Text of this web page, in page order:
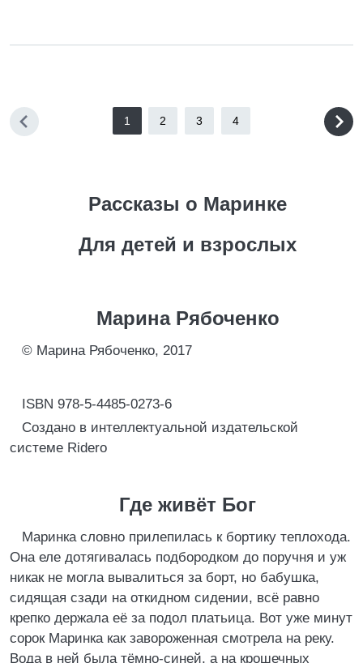
1 2 3 4
Рассказы о Маринке
Для детей и взрослых
Марина Рябоченко
© Марина Рябоченко, 2017
ISBN 978-5-4485-0273-6
Создано в интеллектуальной издательской
системе Ridero
Где живёт Бог
Маринка словно прилепилась к бортику теплохода.
Она еле дотягивалась подбородком до поручня и уж
никак не могла вывалиться за борт, но бабушка,
сидящая сзади на откидном сидении, всё равно
крепко держала её за подол платьица. Вот уже минут
сорок Маринка как завороженная смотрела на реку.
Вода в ней была тёмно-синей, а на крошечных